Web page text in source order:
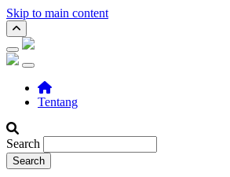
Skip to main content
Main navigation
Tentang
Search